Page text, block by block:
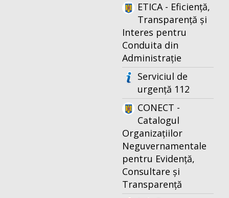
ETICA - Eficiență,
Transparență și
Interes pentru
Conduita din
Administrație
Serviciul de
urgență 112
CONECT -
Catalogul
Organizațiilor
Neguvernamentale
pentru Evidență,
Consultare și
Transparență